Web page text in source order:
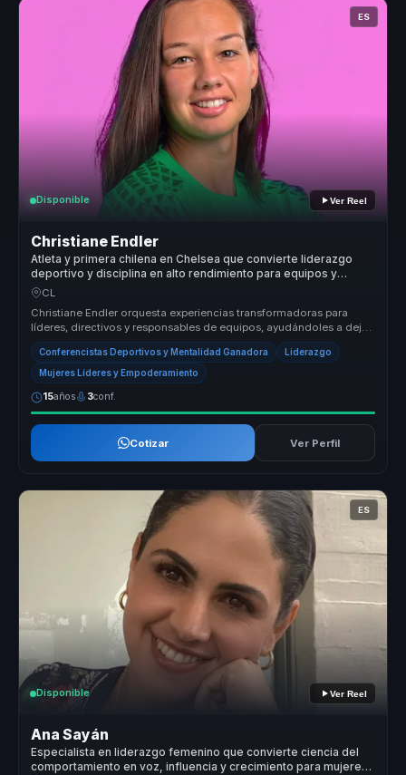
ES
Disponible Ver Reel
Christiane Endler
Atleta y primera chilena en Chelsea que convierte liderazgo
deportivo y disciplina en alto rendimiento para equipos y
empresas.
CL
Christiane Endler orquesta experiencias transformadoras para
líderes, directivos y responsables de equipos, ayudándoles a dejar
atrás la ...
Conferencistas Deportivos y Mentalidad Ganadora Liderazgo
Mujeres Líderes y Empoderamiento
15años 3conf.
Cotizar Ver Perfil
ES
Disponible Ver Reel
Ana Sayán
Especialista en liderazgo femenino que convierte ciencia del
comportamiento en voz, influencia y crecimiento para mujeres